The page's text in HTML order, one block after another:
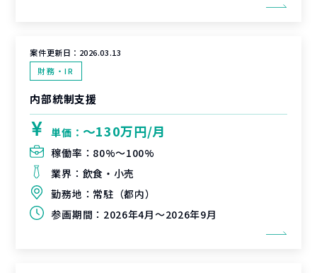
案件更新日： 2026.03.13
財務・IR
内部統制支援
単価： 〜130万円/月
稼働率： 80%〜100%
業界： 飲食・小売
勤務地： 常駐（都内）
参画期間： 2026年4月～2026年9月